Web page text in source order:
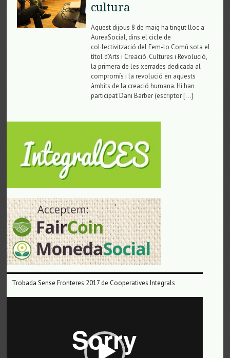
cultura
Aquest dijous 8 de maig ha tingut lloc a
AureaSocial, dins el cicle de
col·lectivització del Fem-lo Comú sota el
títol d’Arts i Creació. Cultures i Revolució,
la primera de les xerrades dedicada al
compromís i la revolució en aquests
àmbits de la creació humana. Hi han
participat Dani Barber (escriptor […]
Trobada Sense Fronteres 2017 de Cooperatives Integrals